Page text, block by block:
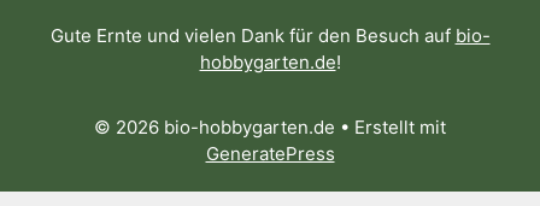
Gute Ernte und vielen Dank für den Besuch auf bio-
hobbygarten.de!
© 2026 bio-hobbygarten.de • Erstellt mit
GeneratePress